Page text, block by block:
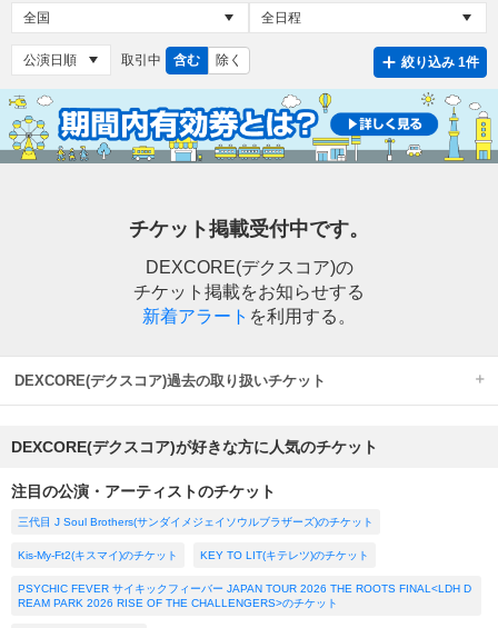
取引中 含む 除く 絞り込み 1件
チケット掲載受付中です。
DEXCORE(デクスコア)の
チケット掲載をお知らせする
新着アラート を利用する。
DEXCORE(デクスコア)過去の取り扱いチケット
DEXCORE(デクスコア)が好きな方に人気のチケット
注目の公演・アーティストのチケット
三代目 J Soul Brothers(サンダイメジェイソウルブラザーズ)のチケット
Kis-My-Ft2(キスマイ)のチケット KEY TO LIT(キテレツ)のチケット
PSYCHIC FEVER サイキックフィーバー JAPAN TOUR 2026 THE ROOTS FINAL<LDH D
REAM PARK 2026 RISE OF THE CHALLENGERS>のチケット